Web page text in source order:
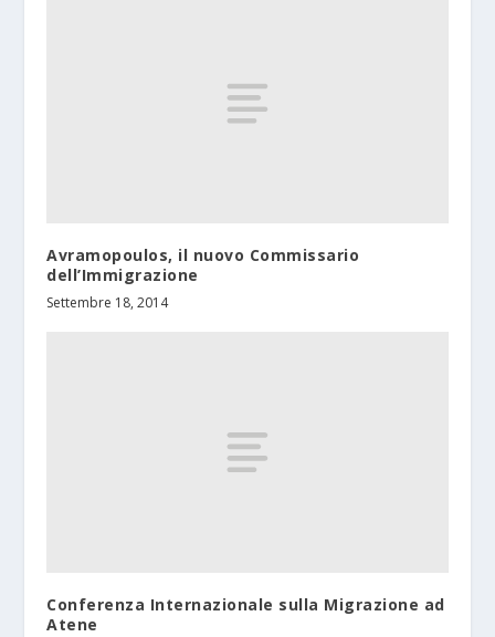
Avramopoulos, il nuovo Commissario
dell’Immigrazione
Settembre 18, 2014
Conferenza Internazionale sulla Migrazione ad
Atene